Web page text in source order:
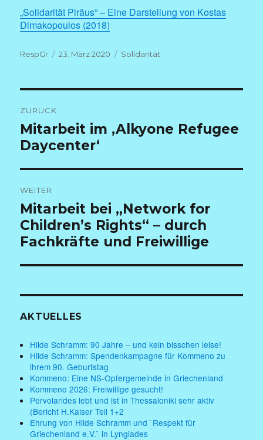
„Solidarität Piräus“ – Eine Darstellung von Kostas
Dimakopoulos (2018)
Autor
RespGr
Veröffentlicht
23. März 2020 Kategorien
Solidarität
ZURÜCK
Vorheriger
Beitrag:
Mitarbeit im ‚Alkyone Refugee
Daycenter‘
WEITER
Nächster
Beitrag:
Mitarbeit bei „Network for
Children’s Rights“ – durch
Fachkräfte und Freiwillige
AKTUELLES
Hilde Schramm: 90 Jahre – und kein bisschen leise!
Hilde Schramm: Spendenkampagne für Kommeno zu
ihrem 90. Geburtstag
Kommeno: Eine NS-Opfergemeinde in Griechenland
Kommeno 2026: Freiwillige gesucht!
Pervolarides lebt und ist in Thessaloniki sehr aktiv
(Bericht H.Kaiser Teil 1+2
Ehrung von Hilde Schramm und `Respekt für
Griechenland e.V.` in Lyngiades